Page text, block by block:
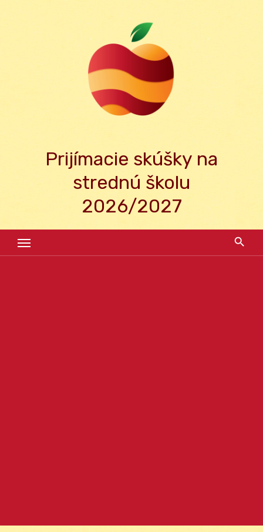
Prijímacie skúšky na
strednú školu
2026/2027